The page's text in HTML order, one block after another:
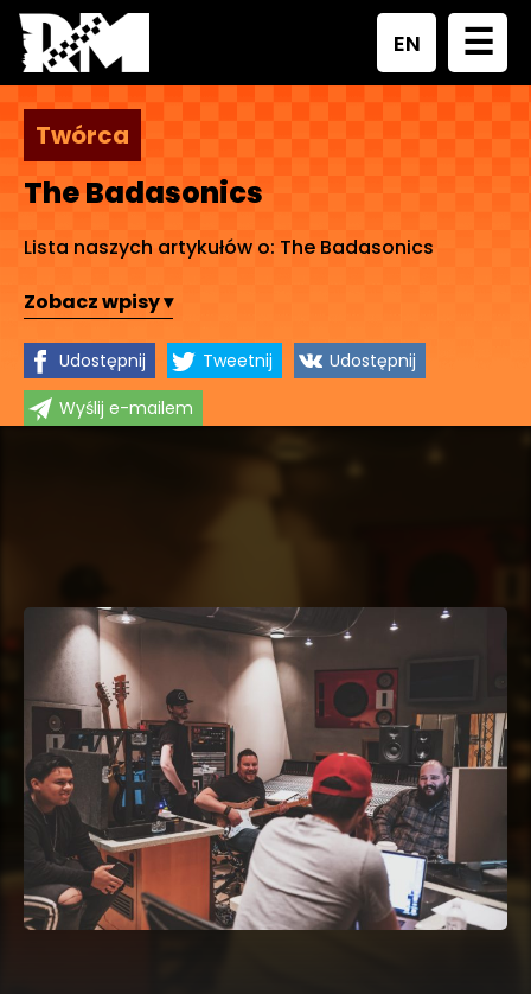
Twórca
The Badasonics
Lista naszych artykułów o: The Badasonics
Zobacz wpisy ▾
Udostępnij Tweetnij
Udostępnij
Wyślij e-mailem
☰
EN